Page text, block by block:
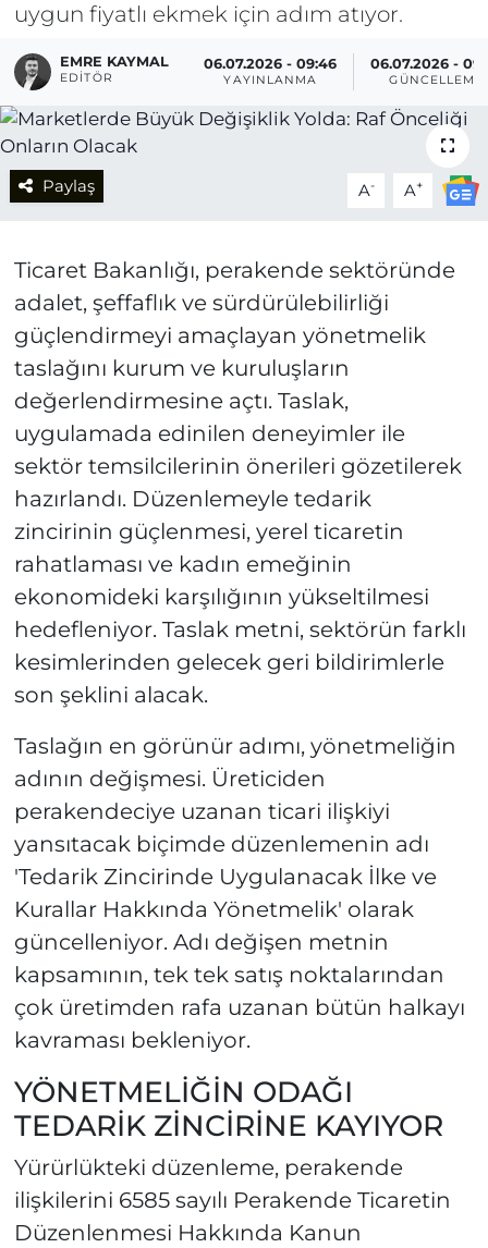
uygun fiyatlı ekmek için adım atıyor.
EMRE KAYMAL
EDITÖR
06.07.2026 - 09:46
YAYINLANMA
06.07.2026 -
GÜNCELLEME
Paylaş A- A+
Ticaret Bakanlığı, perakende sektöründe
adalet, şeffaflık ve sürdürülebilirliği
güçlendirmeyi amaçlayan yönetmelik
taslağını kurum ve kuruluşların
değerlendirmesine açtı. Taslak,
uygulamada edinilen deneyimler ile
sektör temsilcilerinin önerileri gözetilerek
hazırlandı. Düzenlemeyle tedarik
zincirinin güçlenmesi, yerel ticaretin
rahatlaması ve kadın emeğinin
ekonomideki karşılığının yükseltilmesi
hedefleniyor. Taslak metni, sektörün farklı
kesimlerinden gelecek geri bildirimlerle
son şeklini alacak.
Taslağın en görünür adımı, yönetmeliğin
adının değişmesi. Üreticiden
perakendeciye uzanan ticari ilişkiyi
yansıtacak biçimde düzenlemenin adı
'Tedarik Zincirinde Uygulanacak İlke ve
Kurallar Hakkında Yönetmelik' olarak
güncelleniyor. Adı değişen metnin
kapsamının, tek tek satış noktalarından
çok üretimden rafa uzanan bütün halkayı
kavraması bekleniyor.
YÖNETMELİĞİN ODAĞI
TEDARİK ZİNCİRİNE KAYIYOR
Yürürlükteki düzenleme, perakende
ilişkilerini 6585 sayılı Perakende Ticaretin
Düzenlenmesi Hakkında Kanun